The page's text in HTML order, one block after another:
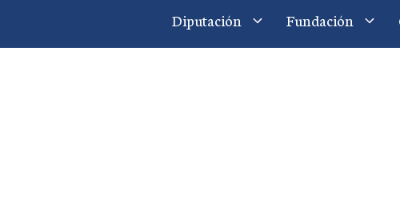
Diputación Fundación